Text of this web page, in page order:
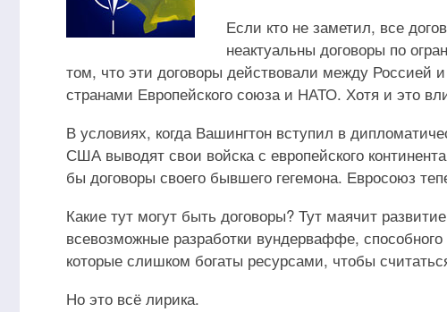
Если кто не заметил, все
неактуальны договоры по
том, что эти договоры действовали между
странами Европейского союза и НАТО. Хотя и это
В условиях, когда Вашингтон вступил в
США выводят свои войска с европейского
бы договоры своего бывшего гегемона. Евросоюз
Какие тут могут быть договоры? Тут маячит
всевозможные разработки вундерваффе,
которые слишком богаты ресурсами, чтобы
Но это всё лирика.